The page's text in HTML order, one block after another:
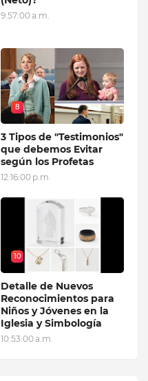
9:57:00 a.m.
8
3 Tipos de "Testimonios"
que debemos Evitar
según los Profetas
12:16:00 p.m.
10
Detalle de Nuevos
Reconocimientos para
Niños y Jóvenes en la
Iglesia y Simbología
10:53:00 a.m.